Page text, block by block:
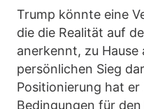
Trump könnte eine
die die Realität auf
anerkennt, zu Hause
persönlichen Sieg
Positionierung hat
Bedingungen für